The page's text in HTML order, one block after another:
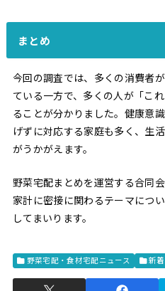
まとめ
今回の調査では、多くの消費者
ている一方で、多くの人が「こ
ることが分かりました。健康意
げずに対応する家庭も多く、生
がうかがえます。
野菜宅配まとめを運営する合同
家計に密接に関わるテーマにつ
してまいります。
野菜宅配・食材宅配ニュース 新